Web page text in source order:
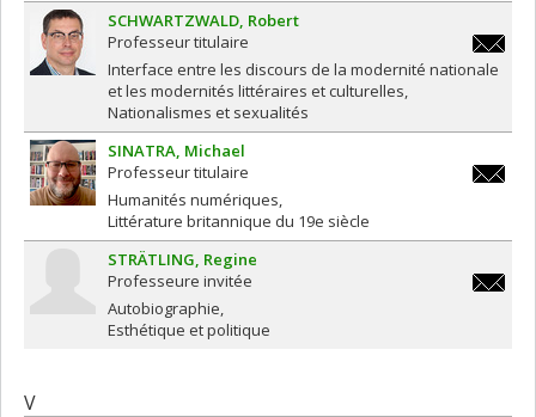
SCHWARTZWALD Robert
Professeur titulaire
Interface entre les discours de la modernité nationale
et les modernités littéraires et culturelles
Nationalismes et sexualités
SINATRA Michael
Professeur titulaire
Humanités numériques
Littérature britannique du 19e siècle
STRÄTLING Regine
Professeure invitée
Autobiographie
Esthétique et politique
V